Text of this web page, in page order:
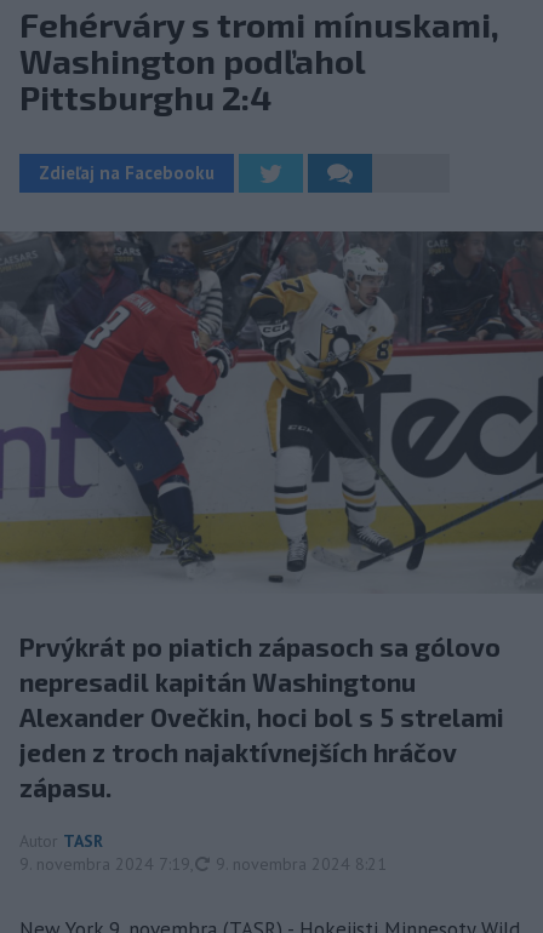
Fehérváry s tromi mínuskami,
Washington podľahol
Pittsburghu 2:4
Zdieľaj na Facebooku
Prvýkrát po piatich zápasoch sa gólovo
nepresadil kapitán Washingtonu
Alexander Ovečkin, hoci bol s 5 strelami
jeden z troch najaktívnejších hráčov
zápasu.
Autor TASR
9. novembra 2024 7:19
aktualizované
9. novembra 2024 8:21